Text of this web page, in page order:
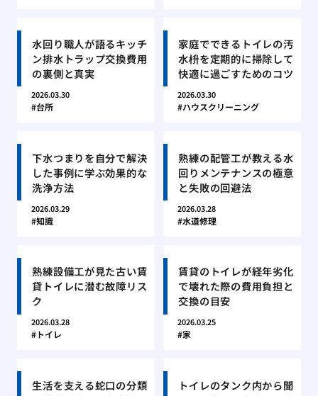
水回り職人が語るキッチ
ン排水トラップ交換費用
の裏側と真実
2026.03.30
台所
家庭でできるトイレの汚
水枡を定期的に掃除して
快適に過ごすためのコツ
2026.03.30
ハウスクリーニング
下水つまりを自分で解決
した事例に学ぶ効果的な
洗浄方法
2026.03.29
知識
熟練の配管工が教える水
回りメンテナンスの極意
と失敗の回避法
2026.03.28
水道修理
熟練設備工が見た古い賃
貸トイレに潜む故障リス
ク
2026.03.28
トイレ
賃貸のトイレが経年劣化
で壊れた際の費用負担と
交換の目安
2026.03.25
家
生活を支える蛇口の分類
トイレのタンク内から聞